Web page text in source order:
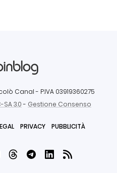
Canal - P.IVA 03919360275
SA 3.0- Gestione Consenso
PRIVACY PUBBLICITÀ